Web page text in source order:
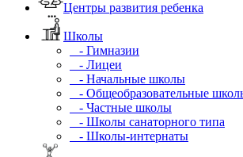
Центры развития ребенка
Школы
- Гимназии
- Лицеи
- Начальные школы
- Общеобразовательные
- Частные школы
- Школы санаторного типа
- Школы-интернаты